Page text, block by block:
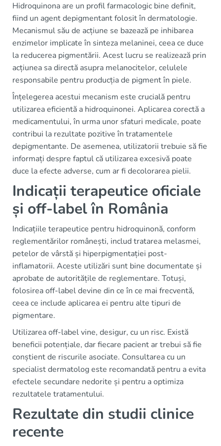
Hidroquinona are un profil farmacologic bine definit,
fiind un agent depigmentant folosit în dermatologie.
Mecanismul său de acțiune se bazează pe inhibarea
enzimelor implicate în sinteza melaninei, ceea ce duce
la reducerea pigmentării. Acest lucru se realizează prin
acțiunea sa directă asupra melanocitelor, celulele
responsabile pentru producția de pigment în piele.
Înțelegerea acestui mecanism este crucială pentru
utilizarea eficientă a hidroquinonei. Aplicarea corectă a
medicamentului, în urma unor sfaturi medicale, poate
contribui la rezultate pozitive în tratamentele
depigmentante. De asemenea, utilizatorii trebuie să fie
informați despre faptul că utilizarea excesivă poate
duce la efecte adverse, cum ar fi decolorarea pielii.
Indicații terapeutice oficiale
și off-label în România
Indicațiile terapeutice pentru hidroquinonă, conform
reglementărilor românești, includ tratarea melasmei,
petelor de vârstă și hiperpigmentației post-
inflamatorii. Aceste utilizări sunt bine documentate și
aprobate de autoritățile de reglementare. Totuși,
folosirea off-label devine din ce în ce mai frecventă,
ceea ce include aplicarea ei pentru alte tipuri de
pigmentare.
Utilizarea off-label vine, desigur, cu un risc. Există
beneficii potențiale, dar fiecare pacient ar trebui să fie
conștient de riscurile asociate. Consultarea cu un
specialist dermatolog este recomandată pentru a evita
efectele secundare nedorite și pentru a optimiza
rezultatele tratamentului.
Rezultate din studii clinice
recente